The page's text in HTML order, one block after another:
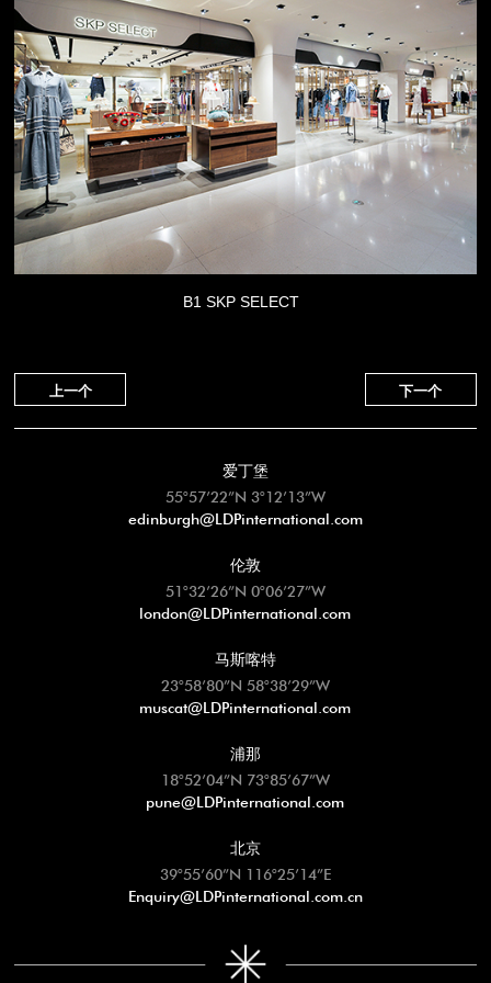
B1 SKP SELECT
上一个 下一个
爱丁堡
55°57’22”N 3°12’13”W
edinburgh@LDPinternational.com
伦敦
51°32’26”N 0°06’27”W
london@LDPinternational.com
马斯喀特
23°58’80”N 58°38’29”W
muscat@LDPinternational.com
浦那
18°52’04”N 73°85’67”W
pune@LDPinternational.com
北京
39°55’60”N 116°25’14”E
Enquiry@LDPinternational.com.cn